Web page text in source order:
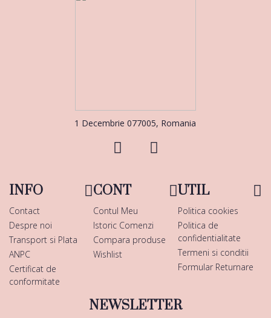
1 Decembrie 077005, Romania
INFO
Contact
Despre noi
Transport si Plata
ANPC
Certificat de
conformitate
CONT
Contul Meu
Istoric Comenzi
Compara produse
Wishlist
UTIL
Politica cookies
Politica de
confidentialitate
Termeni si conditii
Formular Returnare
NEWSLETTER